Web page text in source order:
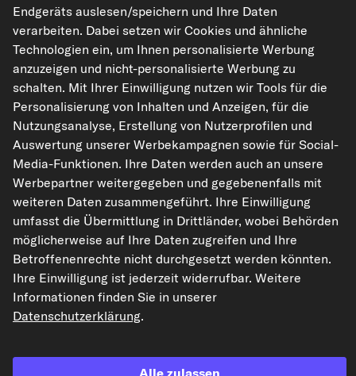
KS TOOLS Spachtel
Art.-Nr. 963.9561
Zertifikat
82,22 €
UVP: 129,00 €
-36%
inkl. 20% MwSt.,zzgl. Versand
Lieferzeit: 2-3 Werktage
Der Artikel ist universell verwendbar
Auf den Merkzettel
Endgeräts auslesen/speichern und Ihre Daten
verarbeiten. Dabei setzen wir Cookies und ähnliche
Technologien ein, um Ihnen personalisierte Werbung
anzuzeigen und nicht-personalisierte Werbung zu
schalten. Mit Ihrer Einwilligung nutzen wir Tools für die
Personalisierung von Inhalten und Anzeigen, für die
Nutzungsanalyse, Erstellung von Nutzerprofilen und
Auswertung unserer Werbekampagnen sowie für Social-
Media-Funktionen. Ihre Daten werden auch an unsere
Werbepartner weitergegeben und gegebenenfalls mit
weiteren Daten zusammengeführt. Ihre Einwilligung
umfasst die Übermittlung in Drittländer, wobei Behörden
möglicherweise auf Ihre Daten zugreifen und Ihre
Betroffenenrechte nicht durchgesetzt werden könnten.
Ihre Einwilligung ist jederzeit widerrufbar. Weitere
Informationen finden Sie in unserer
Datenschutzerklärung.
Alle zulassen